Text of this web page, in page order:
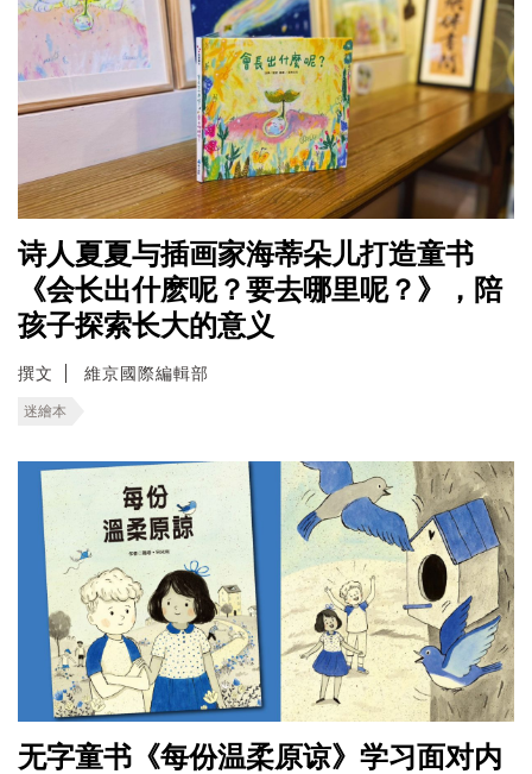
诗人夏夏与插画家海蒂朵儿打造童书
《会长出什麽呢？要去哪里呢？》，陪
孩子探索长大的意义
撰文 維京國際編輯部
迷繪本
无字童书《每份温柔原谅》学习面对内